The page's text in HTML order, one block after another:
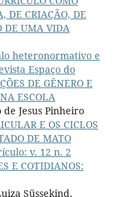
DE CRIAÇÃO, DE
DE UMA VIDA
heteronormativo e
Espaço do
DE GÊNERO E
ESCOLA
Jesus Pinheiro
E OS CICLOS
DE MATO
v. 12 n. 2
E COTIDIANOS:
Süssekind,